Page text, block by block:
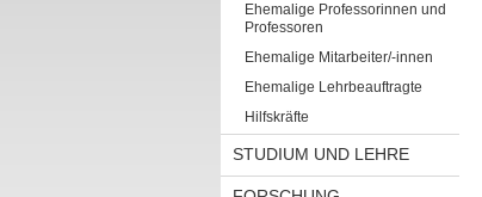
Ehemalige Professorinnen und
Professoren
Ehemalige Mitarbeiter/-innen
Ehemalige Lehrbeauftragte
Hilfskräfte
STUDIUM UND LEHRE